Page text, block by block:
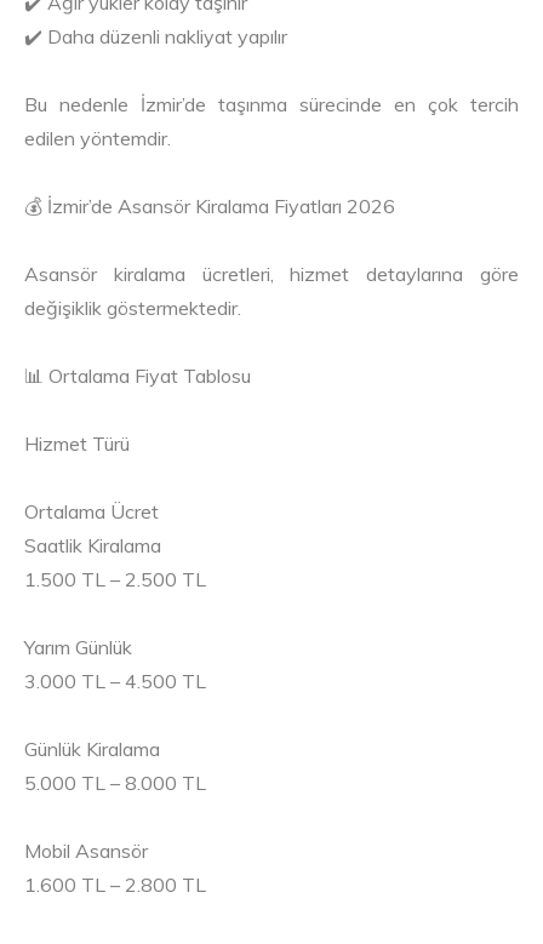
✔️ Daha düzenli nakliyat yapılır
Bu nedenle İzmir’de taşınma sürecinde en çok tercih
edilen yöntemdir.
💰 İzmir’de Asansör Kiralama Fiyatları 2026
Asansör kiralama ücretleri, hizmet detaylarına göre
değişiklik göstermektedir.
📊 Ortalama Fiyat Tablosu
Hizmet Türü
Ortalama Ücret
Saatlik Kiralama
1.500 TL – 2.500 TL
Yarım Günlük
3.000 TL – 4.500 TL
Günlük Kiralama
5.000 TL – 8.000 TL
Mobil Asansör
1.600 TL – 2.800 TL